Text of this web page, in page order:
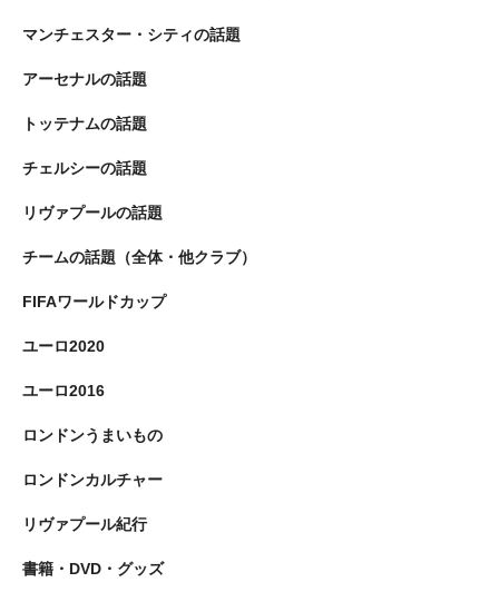
マンチェスター・シティの話題
アーセナルの話題
トッテナムの話題
チェルシーの話題
リヴァプールの話題
チームの話題（全体・他クラブ）
FIFAワールドカップ
ユーロ2020
ユーロ2016
ロンドンうまいもの
ロンドンカルチャー
リヴァプール紀行
書籍・DVD・グッズ